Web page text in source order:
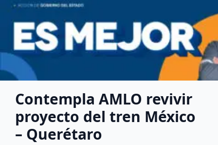
Contempla AMLO revivir
proyecto del tren México
– Querétaro